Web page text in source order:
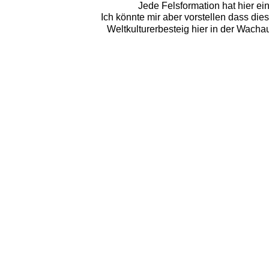
Jede Felsformation hat hier
Ich könnte mir aber vorstellen dass
Weltkulturerbesteig hier in der